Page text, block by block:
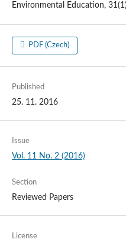
Environmental Education,
PDF (Czech)
Published
25. 11. 2016
Issue
Vol. 11 No. 2 (2016)
Section
Reviewed Papers
License